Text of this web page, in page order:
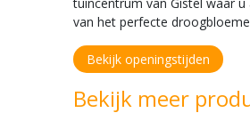
van het perfecte
Bekijk openingstijden
Bekijk meer